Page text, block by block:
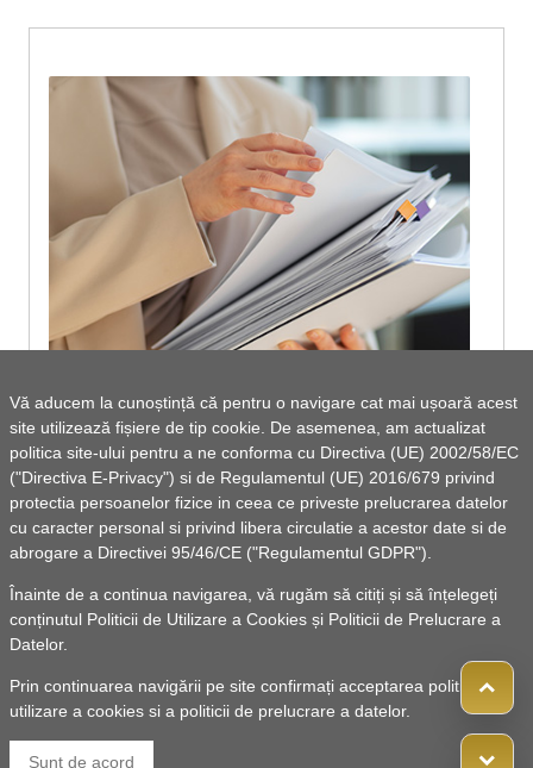
Vă aducem la cunoștință că pentru o navigare cat mai ușoară acest
site utilizează fișiere de tip cookie. De asemenea, am actualizat
politica site-ului pentru a ne conforma cu Directiva (UE) 2002/58/EC
("Directiva E-Privacy") si de Regulamentul (UE) 2016/679 privind
protectia persoanelor fizice in ceea ce priveste prelucrarea datelor
cu caracter personal si privind libera circulatie a acestor date si de
abrogare a Directivei 95/46/CE ("Regulamentul GDPR").
Înainte de a continua navigarea, vă rugăm să citiți și să înțelegeți
conținutul Politicii de Utilizare a Cookies și Politicii de Prelucrare a
Datelor.
Prin continuarea navigării pe site confirmați acceptarea politicii de
utilizare a cookies si a politicii de prelucrare a datelor.
Sunt de acord
Bugetul local al comunei Andrieșeni pe anul
2022 - dezbatere
© 2010 -Powered by Pancarpatica Invest
Termeni de